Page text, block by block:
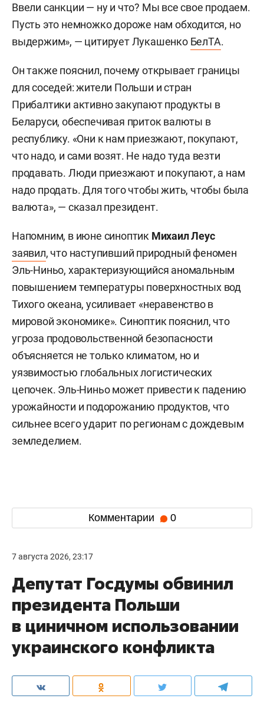
Ввели санкции — ну и что? Мы все свое продаем.
Пусть это немножко дороже нам обходится, но
выдержим», — цитирует Лукашенко БелТА.
Он также пояснил, почему открывает границы
для соседей: жители Польши и стран
Прибалтики активно закупают продукты в
Беларуси, обеспечивая приток валюты в
республику. «Они к нам приезжают, покупают,
что надо, и сами возят. Не надо туда везти
продавать. Люди приезжают и покупают, а нам
надо продать. Для того чтобы жить, чтобы была
валюта», — сказал президент.
Напомним, в июне синоптик Михаил Леус
заявил, что наступивший природный феномен
Эль-Ниньо, характеризующийся аномальным
повышением температуры поверхностных вод
Тихого океана, усиливает «неравенство в
мировой экономике». Синоптик пояснил, что
угроза продовольственной безопасности
объясняется не только климатом, но и
уязвимостью глобальных логистических
цепочек. Эль-Ниньо может привести к падению
урожайности и подорожанию продуктов, что
сильнее всего ударит по регионам с дождевым
земледелием.
Комментарии 0
7 августа 2026, 23:17
Депутат Госдумы обвинил
президента Польши
в циничном использовании
украинского конфликта